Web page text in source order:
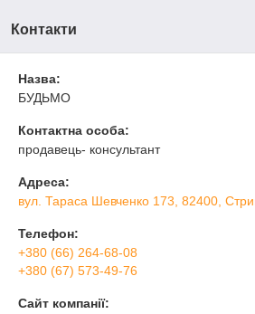
Контакти
Назва:
БУДЬМО
Контактна особа:
продавець- консультант
Адреса:
вул. Тараса Шевченко 173, 82400,
Телефон:
+380 (66) 264-68-08
+380 (67) 573-49-76
Сайт компанії: